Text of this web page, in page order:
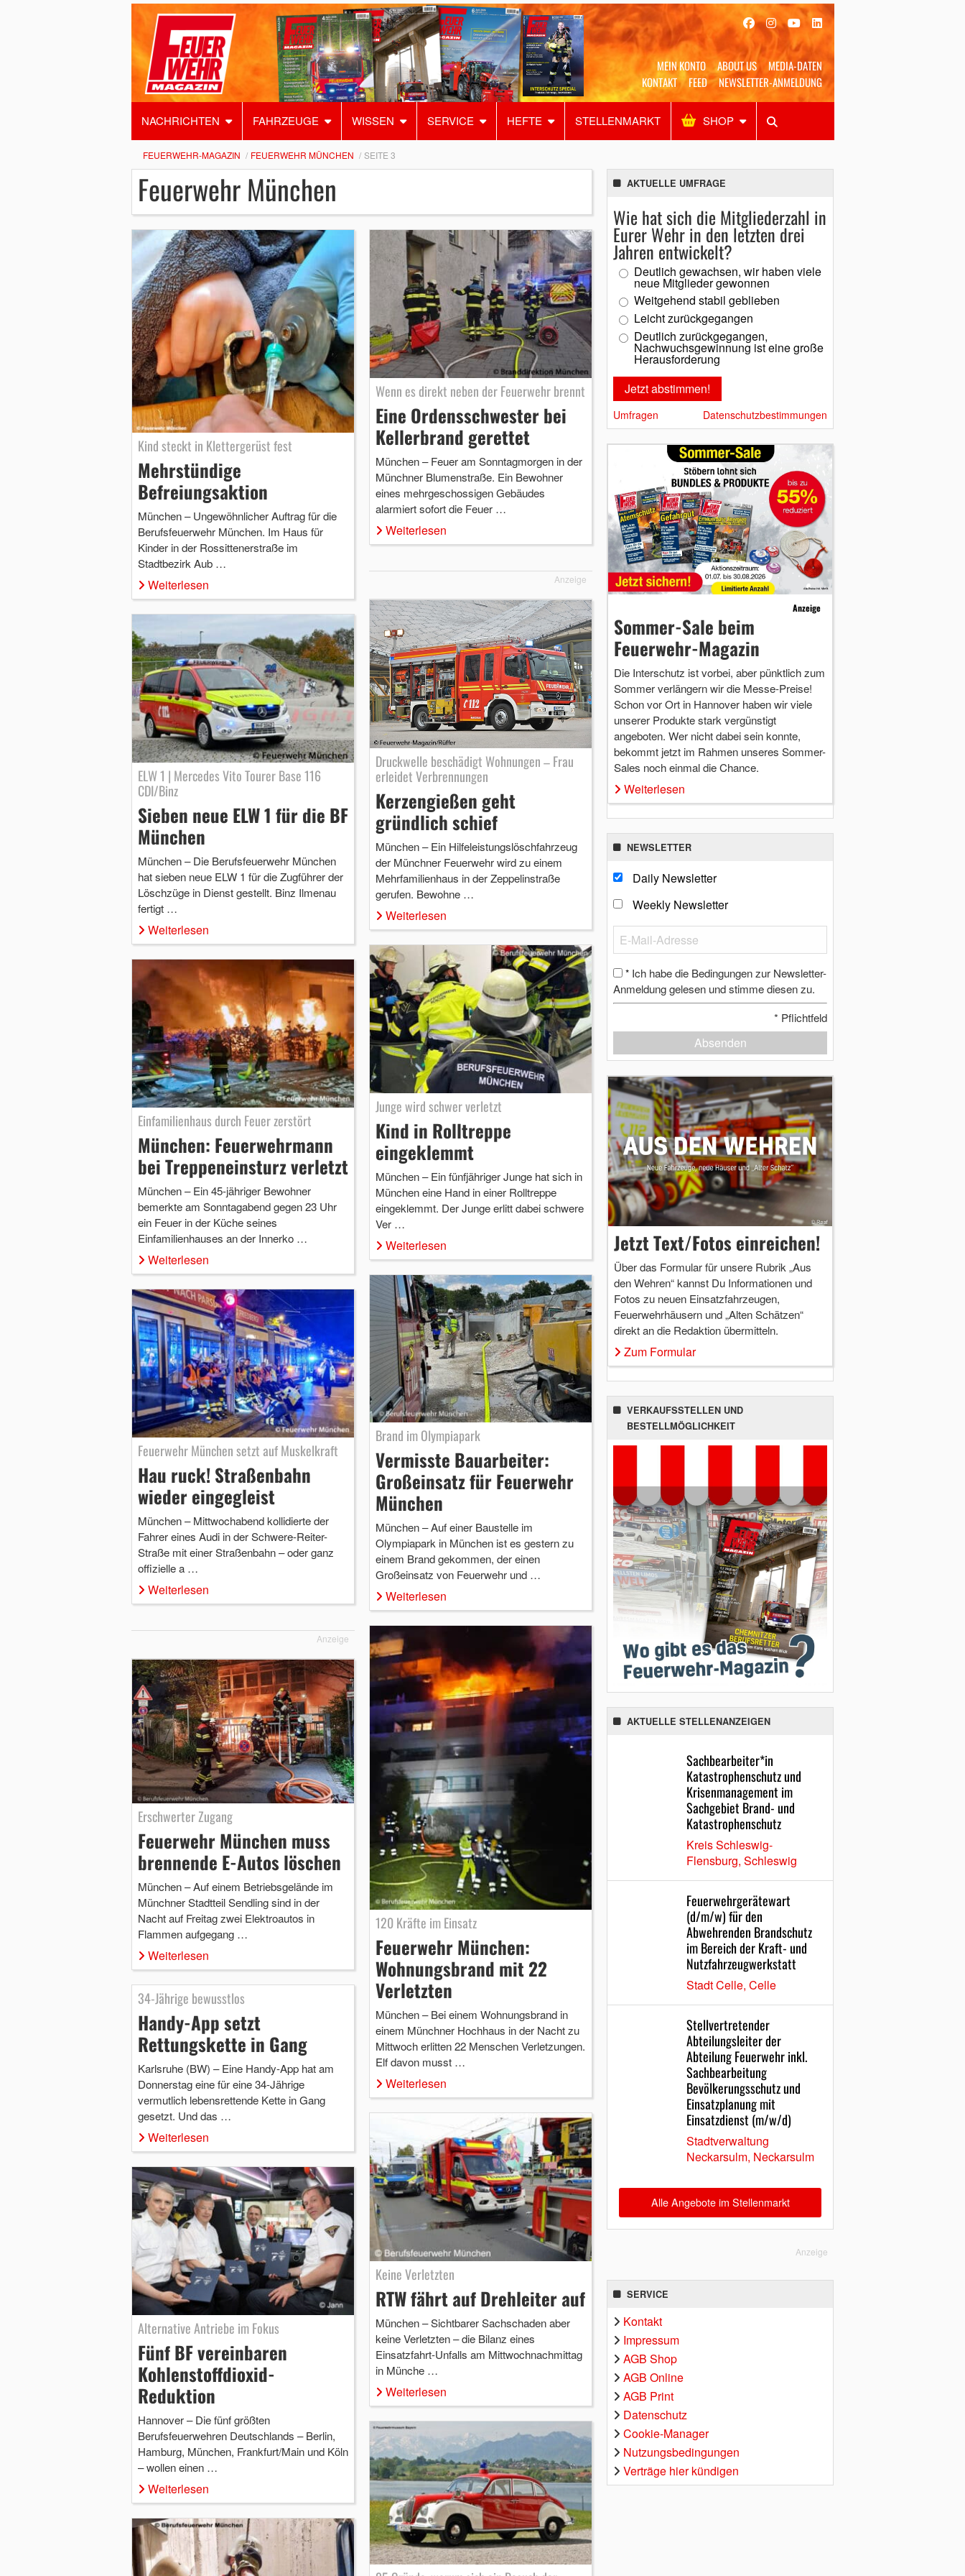
MEIN KONTO ABOUT US
MEDIA-DATEN
KONTAKT
FEED NEWSLETTER-ANMELDUNG
NACHRICHTEN FAHRZEUGE WISSEN SERVICE HEFTE STELLENMARKT SHOP
Alles Shop SUCHEN
FEUERWEHR-MAGAZIN FEUERWEHR MÜNCHEN SEITE 3
Feuerwehr München
Kind steckt in Klettergerüst fest
Mehrstündige
Befreiungsaktion
München – Ungewöhnlicher Auftrag für die
Berufsfeuerwehr München. Im Haus für
Kinder in der Rossittenerstraße im
Stadtbezirk Aub …
Weiterlesen
Wenn es direkt neben der Feuerwehr brennt
Eine Ordensschwester bei
Kellerbrand gerettet
München – Feuer am Sonntagmorgen in der
Münchner Blumenstraße. Ein Bewohner
eines mehrgeschossigen Gebäudes
alarmiert sofort die Feuer …
Weiterlesen
ELW 1 | Mercedes Vito Tourer Base 116
CDI/Binz
Sieben neue ELW 1 für die BF
München
München – Die Berufsfeuerwehr München
hat sieben neue ELW 1 für die Zugführer der
Löschzüge in Dienst gestellt. Binz Ilmenau
fertigt …
Weiterlesen
Anzeige
Einfamilienhaus durch Feuer zerstört
München: Feuerwehrmann
bei Treppeneinsturz verletzt
München – Ein 45-jähriger Bewohner
bemerkte am Sonntagabend gegen 23 Uhr
ein Feuer in der Küche seines
Einfamilienhauses an der Innerko …
Weiterlesen
Druckwelle beschädigt Wohnungen – Frau
erleidet Verbrennungen
Kerzengießen geht
gründlich schief
München – Ein Hilfeleistungslöschfahrzeug
der Münchner Feuerwehr wird zu einem
Mehrfamilienhaus in der Zeppelinstraße
gerufen. Bewohne …
Weiterlesen
Feuerwehr München setzt auf Muskelkraft
Hau ruck! Straßenbahn
wieder eingegleist
München – Mittwochabend kollidierte der
Fahrer eines Audi in der Schwere-Reiter-
Straße mit einer Straßenbahn – oder ganz
offizielle a …
Weiterlesen
Junge wird schwer verletzt
Kind in Rolltreppe
eingeklemmt
München – Ein fünfjähriger Junge hat sich in
München eine Hand in einer Rolltreppe
eingeklemmt. Der Junge erlitt dabei schwere
Ver …
Weiterlesen
Anzeige
Brand im Olympiapark
Vermisste Bauarbeiter:
Großeinsatz für Feuerwehr
München
München – Auf einer Baustelle im
Olympiapark in München ist es gestern zu
einem Brand gekommen, der einen
Großeinsatz von Feuerwehr und …
Weiterlesen
Erschwerter Zugang
Feuerwehr München muss
brennende E-Autos löschen
München – Auf einem Betriebsgelände im
Münchner Stadtteil Sendling sind in der
Nacht auf Freitag zwei Elektroautos in
Flammen aufgegang …
Weiterlesen
120 Kräfte im Einsatz
Feuerwehr München:
Wohnungsbrand mit 22
Verletzten
München – Bei einem Wohnungsbrand in
einem Münchner Hochhaus in der Nacht zu
Mittwoch erlitten 22 Menschen Verletzungen.
Elf davon musst …
Weiterlesen
34-Jährige bewusstlos
Handy-App setzt
Rettungskette in Gang
Karlsruhe (BW) – Eine Handy-App hat am
Donnerstag eine für eine 34-Jährige
vermutlich lebensrettende Kette in Gang
gesetzt. Und das …
Weiterlesen
Keine Verletzten
RTW fährt auf Drehleiter auf
München – Sichtbarer Sachschaden aber
keine Verletzten – die Bilanz eines
Einsatzfahrt-Unfalls am Mittwochnachmittag
in Münche …
Weiterlesen
Alternative Antriebe im Fokus
Fünf BF vereinbaren
Kohlenstoffdioxid-
Reduktion
Hannover – Die fünf größten
Berufsfeuerwehren Deutschlands – Berlin,
Hamburg, München, Frankfurt/Main und Köln
– wollen einen …
Weiterlesen
AKTUELLE UMFRAGE
Wie hat sich die Mitgliederzahl in
Eurer Wehr in den letzten drei
Jahren entwickelt?
Deutlich gewachsen, wir haben viele
neue Mitglieder gewonnen
Weitgehend stabil geblieben
Leicht zurückgegangen
Deutlich zurückgegangen,
Nachwuchsgewinnung ist eine große
Herausforderung
Umfragen Datenschutzbestimmungen
Anzeige
Sommer-Sale beim
Feuerwehr-Magazin
Die Interschutz ist vorbei, aber pünktlich zum
Sommer verlängern wir die Messe-Preise!
Schon vor Ort in Hannover haben wir viele
unserer Produkte stark vergünstigt
angeboten. Wer nicht dabei sein konnte,
bekommt jetzt im Rahmen unseres Sommer-
Sales noch einmal die Chance.
Weiterlesen
NEWSLETTER
Daily Newsletter
Weekly Newsletter
* Ich habe die Bedingungen zur Newsletter-
Anmeldung gelesen und stimme diesen zu.
* Pflichtfeld
Absenden
Jetzt Text/Fotos einreichen!
Über das Formular für unsere Rubrik „Aus
den Wehren“ kannst Du Informationen und
Fotos zu neuen Einsatzfahrzeugen,
Feuerwehrhäusern und „Alten Schätzen“
direkt an die Redaktion übermitteln.
Zum Formular
VERKAUFSSTELLEN UND
BESTELLMÖGLICHKEIT
AKTUELLE STELLENANZEIGEN
Sachbearbeiter*in
Katastrophenschutz und
Krisenmanagement im
Sachgebiet Brand- und
Katastrophenschutz
Kreis Schleswig-
Flensburg, Schleswig
Feuerwehrgerätewart
(d/m/w) für den
Abwehrenden Brandschutz
im Bereich der Kraft- und
Nutzfahrzeugwerkstatt
Stadt Celle, Celle
Stellvertretender
Abteilungsleiter der
Abteilung Feuerwehr inkl.
Sachbearbeitung
Bevölkerungsschutz und
Einsatzplanung mit
Einsatzdienst (m/w/d)
Stadtverwaltung
Neckarsulm, Neckarsulm
Alle Angebote im Stellenmarkt
Anzeige
SERVICE
Kontakt
Impressum
AGB Shop
AGB Online
AGB Print
Datenschutz
Cookie-Manager
Nutzungsbedingungen
Verträge hier kündigen